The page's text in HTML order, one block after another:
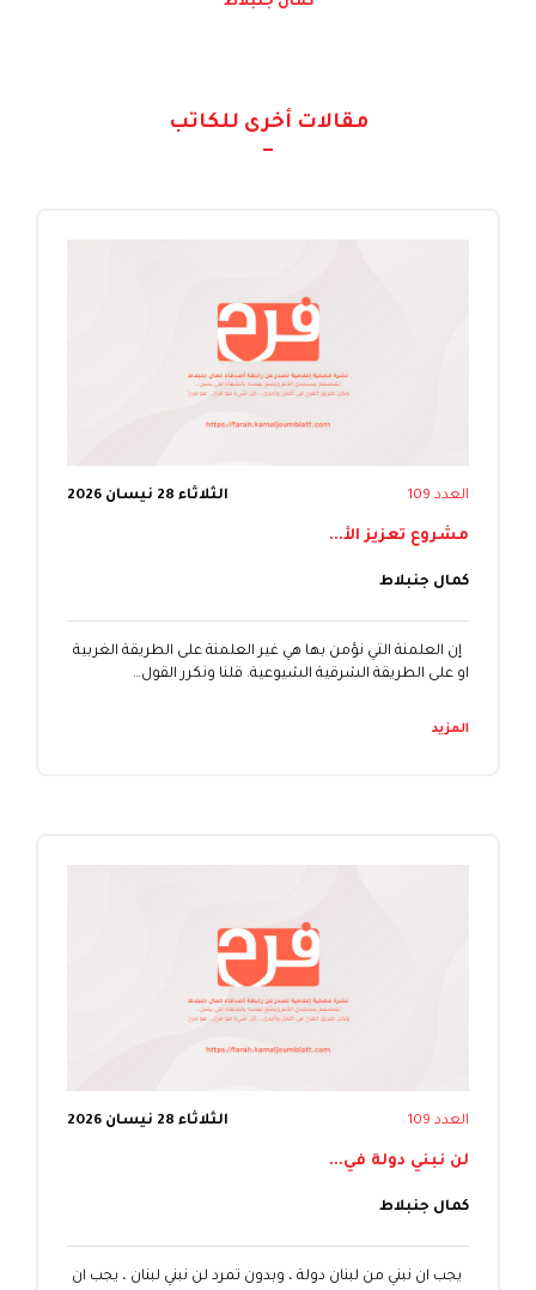
مقالات أخرى للكاتب
العدد 109 الثلاثاء 28 نيسان 2026
مشروع تعزيز الأ...
كمال جنبلاط
إن العلمنة التي نؤمن بها هي غير العلمنة على الطريقة الغربية
او على الطريقة الشرقية الشيوعية. قلنا ونكرر القول…
المزيد
العدد 109 الثلاثاء 28 نيسان 2026
لن نبني دولة في...
كمال جنبلاط
يجب ان نبني من لبنان دولة ، وبدون تمرد لن نبني لبنان ، يجب ان